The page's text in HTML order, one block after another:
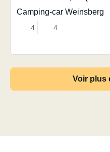
Camping-car Weinsberg
4 4
Voir plus